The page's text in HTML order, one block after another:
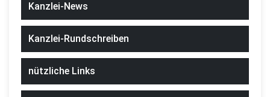
Kanzlei-News
Kanzlei-Rundschreiben
nützliche Links